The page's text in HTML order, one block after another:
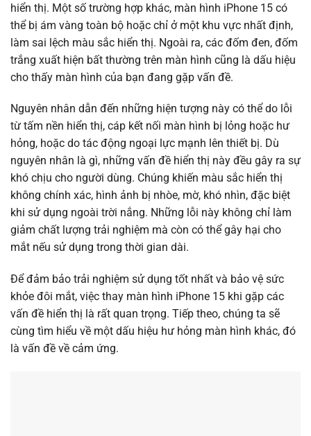
hiển thị. Một số trường hợp khác, màn hình iPhone 15 có
thể bị ám vàng toàn bộ hoặc chỉ ở một khu vực nhất định,
làm sai lệch màu sắc hiển thị. Ngoài ra, các đốm đen, đốm
trắng xuất hiện bất thường trên màn hình cũng là dấu hiệu
cho thấy màn hình của bạn đang gặp vấn đề.
Nguyên nhân dẫn đến những hiện tượng này có thể do lỗi
từ tấm nền hiển thị, cáp kết nối màn hình bị lỏng hoặc hư
hỏng, hoặc do tác động ngoại lực mạnh lên thiết bị. Dù
nguyên nhân là gì, những vấn đề hiển thị này đều gây ra sự
khó chịu cho người dùng. Chúng khiến màu sắc hiển thị
không chính xác, hình ảnh bị nhòe, mờ, khó nhìn, đặc biệt
khi sử dụng ngoài trời nắng. Những lỗi này không chỉ làm
giảm chất lượng trải nghiệm mà còn có thể gây hại cho
mắt nếu sử dụng trong thời gian dài.
Để đảm bảo trải nghiệm sử dụng tốt nhất và bảo vệ sức
khỏe đôi mắt, việc thay màn hình iPhone 15 khi gặp các
vấn đề hiển thị là rất quan trọng. Tiếp theo, chúng ta sẽ
cùng tìm hiểu về một dấu hiệu hư hỏng màn hình khác, đó
là vấn đề về cảm ứng.